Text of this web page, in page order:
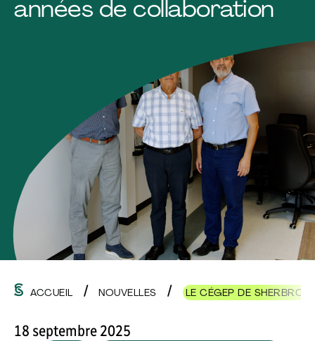
années de collaboration
ACCUEIL NOUVELLES LE CÉGEP DE
18 septembre 2025